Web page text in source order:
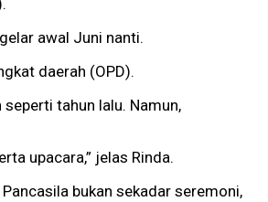
awal Juni nanti.
daerah (OPD).
tahun lalu. Namun,
upacara,” jelas Rinda.
bukan sekadar seremoni,